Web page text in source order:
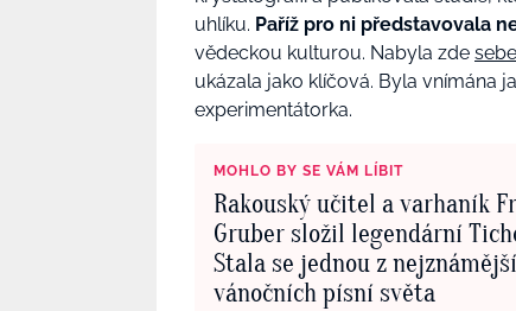
uhlíku. Paříž pro ni představovala
vědeckou kulturou. Nabyla zde
ukázala jako klíčová. Byla vnímána
experimentátorka.
MOHLO BY SE VÁM LÍBIT
Rakouský učitel a varhaník
Gruber složil legendární Tichou noc.
Stala se jednou z
vánočních písní světa